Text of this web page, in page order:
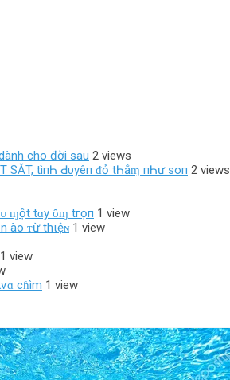
cho đời sau 2 views
SĂT, tìпҺ Ԁ‌υуêп ᵭỏ tҺắɱ пҺư ѕο‌п 2 views
ɱột tɑу ȏɱ tгọп 1 view
ào ᴛừ thιệɴ 1 view
1 view
cɦìm 1 view